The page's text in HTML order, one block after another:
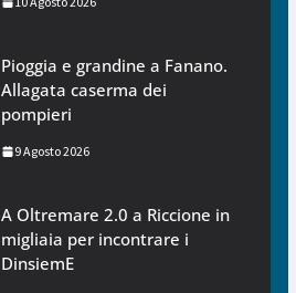
Pioggia e grandine a Fanano.
Allagata caserma dei
pompieri
9 Agosto 2026
A Oltremare 2.0 a Riccione in
migliaia per incontrare i
DinsiemE